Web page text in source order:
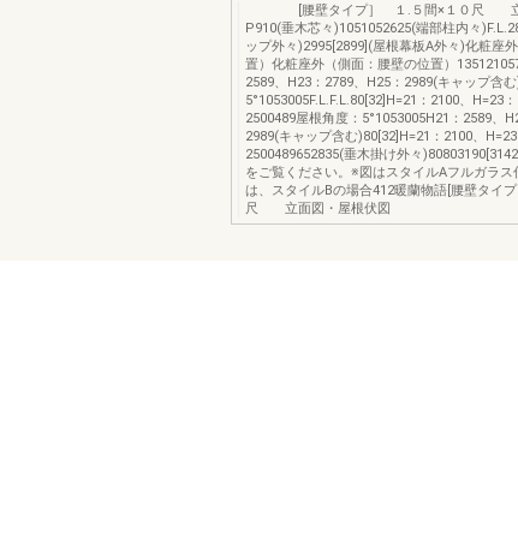
[腰壁タイプ］ １.５間×１０尺 立
P910(垂木芯々)1051052625(端部柱内々
ップ外々)2995[2899](屋根幕板A外々)化粧座
置）化粧座外（側面：腰壁の位置）
2589、H23：2789、H25：2989(キャップ含む
5°1053005F.L.F.L.80[32]H=21：2100、H=23：
2500489屋根角度：5°1053005H21：2589、
2989(キャップ含む)80[32]H=21：2100、H=23
2500489652835(垂木掛け外々
をご覧ください。※図はスタイルAフルガラ
は、スタイルBの場合412暖蘭物語[腰壁タイ
尺 立面図・屋根伏図